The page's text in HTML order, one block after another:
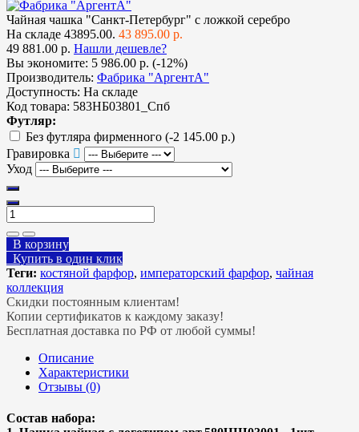
Чайная чашка "Санкт-Петербург" с ложкой серебро
На складе 43895.00. 43 895.00 р.
49 881.00 р. Нашли дешевле?
Вы экономите: 5 986.00 р. (-12%)
Производитель: Фабрика "АргентА"
Доступность: На складе
Код товара: 583НБ03801_Спб
Футляр:
Без футляра фирменного (-2 145.00 р.)
Гравировка
Уход
В корзину
Купить в один клик
Теги: костяной фарфор, императорский фарфор, чайная
коллекция
Скидки постоянным клиентам!
Копии сертификатов к каждому заказу!
Бесплатная доставка по РФ от любой суммы!
Описание
Характеристики
Отзывы (0)
Состав набора: